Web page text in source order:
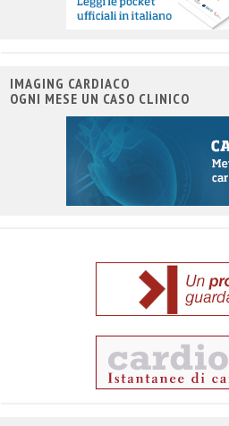
IMAGING CARDIACO
OGNI MESE UN CASO CLINICO